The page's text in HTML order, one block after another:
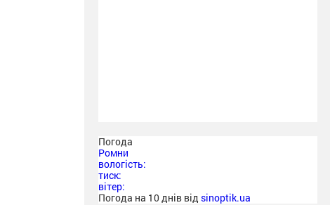
Погода
Ромни
вологість:
тиск:
вітер:
Погода на 10 днів від sinoptik.ua